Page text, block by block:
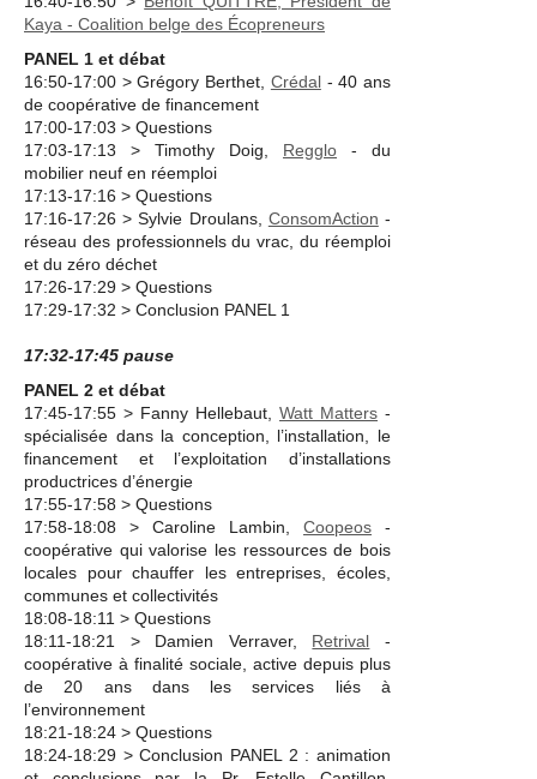
Kaya - Coalition belge des Écopreneurs
PANEL 1 et débat
16:50-17:00 > Grégory Berthet, Crédal- 40 ans
de coopérative de financement
17:00-17:03 > Questions
17:03-17:13 > Timothy Doig, Regglo - du
mobilier neuf en réemploi
17:13-17:16 > Questions
17:16-17:26 > Sylvie Droulans, ConsomAction -
réseau des professionnels du vrac, du réemploi
et du zéro déchet
17:26-17:29 > Questions
17:29-17:32 > Conclusion PANEL 1
17:32-17:45 pause
PANEL 2 et débat
17:45-17:55 > Fanny Hellebaut, Watt Matters -
spécialisée dans la conception, l’installation, le
financement et l’exploitation d’installations
productrices d’énergie
17:55-17:58 > Questions
17:58-18:08 > Caroline Lambin, Coopeos -
coopérative qui valorise les ressources de bois
locales pour chauffer les entreprises, écoles,
communes et collectivités
18:08-18:11 > Questions
18:11-18:21 > Damien Verraver, Retrival -
coopérative à finalité sociale, active depuis plus
de 20 ans dans les services liés à
l’environnement
18:21-18:24 > Questions
18:24-18:29 > Conclusion PANEL 2 : animation